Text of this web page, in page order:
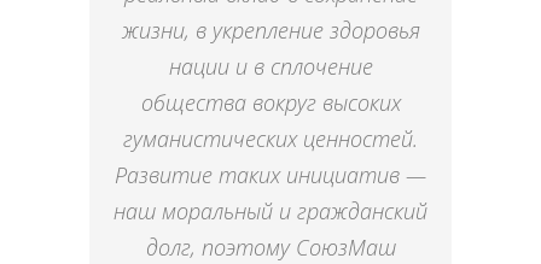
жизни, в укрепление здоровья
нации и в сплочение
общества вокруг высоких
гуманистических ценностей.
Развитие таких инициатив —
наш моральный и гражданский
долг, поэтому СоюзМаш